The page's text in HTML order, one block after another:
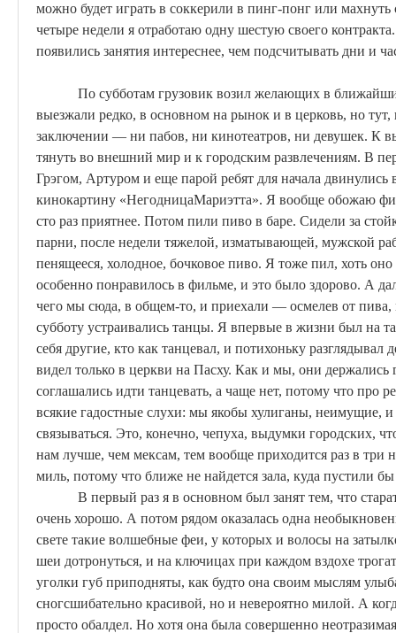
можно будет играть в соккерили в пинг-понг или
четыре недели я отработаю одну шестую своего
появились занятия интереснее, чем подсчитывать дни и
По субботам грузовик возил желающих в
выезжали редко, в основном на рынок и в церковь, но
заключении — ни пабов, ни кинотеатров, ни девушек. К
тянуть во внешний мир и к городским развлечениям. В
Грэгом, Артуром и еще парой ребят для начала двинулись
кинокартину «НегодницаМариэтта». Я вообще обожаю
сто раз приятнее. Потом пили пиво в баре. Сидели за
парни, после недели тяжелой, изматывающей, мужской
пенящееся, холодное, бочковое пиво. Я тоже пил, хоть
особенно понравилось в фильме, и это было здорово. А
чего мы сюда, в общем-то, и приехали — осмелев от пива,
субботу устраивались танцы. Я впервые в жизни был на
себя другие, кто как танцевал, и потихоньку
видел только в церкви на Пасху. Как и мы, они
соглашались идти танцевать, а чаще нет, потому что про
всякие гадостные слухи: мы якобы хулиганы, неимущие,
связываться. Это, конечно, чепуха, выдумки городских,
нам лучше, чем мексам, тем вообще приходится раз в три
миль, потому что ближе не найдется зала, куда пустили
В первый раз я в основном был занят тем, что
очень хорошо. А потом рядом оказалась одна
свете такие волшебные феи, у которых и волосы на
шеи дотронуться, и на ключицах при каждом вздохе
уголки губ приподняты, как будто она своим мыслям
сногсшибательно красивой, но и невероятно милой. А
просто обалдел. Но хотя она была совершенно